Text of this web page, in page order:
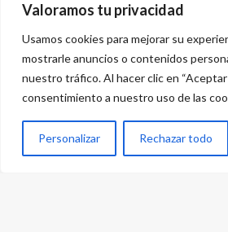
Valoramos tu privacidad
Usamos cookies para mejorar su
mostrarle anuncios o contenidos
nuestro tráfico. Al hacer clic en
consentimiento a nuestro uso de las
Personalizar Rechazar todo